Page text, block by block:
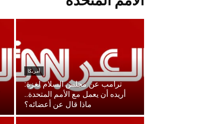
أمريكا
ترامب عن مجلس السلام لغزة:
أريده أن يعمل مع الأمم المتحدة..
ماذا قال عن أعضائه؟